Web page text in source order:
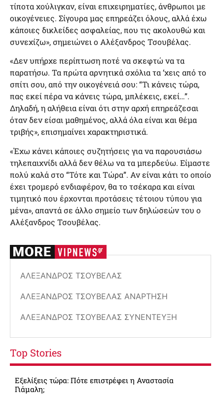
τίποτα χούλιγκαν, είναι επιχειρηματίες, άνθρωποι με
οικογένειες. Σίγουρα μας επηρεάζει όλους, αλλά έχω
κάποιες δικλείδες ασφαλείας, που τις ακολουθώ και
συνεχίζω», σημειώνει ο Αλέξανδρος Τσουβέλας.
«Δεν υπήρχε περίπτωση ποτέ να σκεφτώ να τα
παρατήσω. Τα πρώτα αρνητικά σχόλια τα ‘χεις από το
σπίτι σου, από την οικογένειά σου: “Τι κάνεις τώρα,
πας εκεί πέρα να κάνεις τώρα, μπλέκεις, εκεί…”.
Δηλαδή, η αλήθεια είναι ότι στην αρχή επηρεάζεσαι
όταν δεν είσαι μαθημένος, αλλά όλα είναι και θέμα
τριβής», επισημαίνει χαρακτηριστικά.
«Έχω κάνει κάποιες συζητήσεις για να παρουσιάσω
τηλεπαιχνίδι αλλά δεν θέλω να τα μπερδεύω. Είμαστε
πολύ καλά στο “Τότε και Τώρα”. Αν είναι κάτι το οποίο
έχει τρομερό ενδιαφέρον, θα το τσέκαρα και είναι
τιμητικό που έρχονται προτάσεις τέτοιου τύπου για
μένα», απαντά σε άλλο σημείο των δηλώσεών του ο
Αλέξανδρος Τσουβέλας.
ΑΛΈΞΑΝΔΡΟΣ ΤΣΟΥΒΈΛΑΣ
ΑΛΈΞΑΝΔΡΟΣ ΤΣΟΥΒΈΛΑΣ ΑΝΆΡΤΗΣΗ
ΑΛΈΞΑΝΔΡΟΣ ΤΣΟΥΒΈΛΑΣ ΣΥΝΈΝΤΕΥΞΗ
Top Stories
Εξελίξεις τώρα: Πότε επιστρέφει η Αναστασία
Γιάμαλη;